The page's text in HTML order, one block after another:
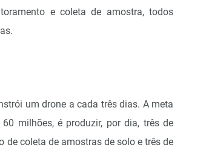
e coleta de amostra, todos
um drone a cada três dias. A meta
milhões, é produzir, por dia, três de
de coleta de amostras de solo e três de